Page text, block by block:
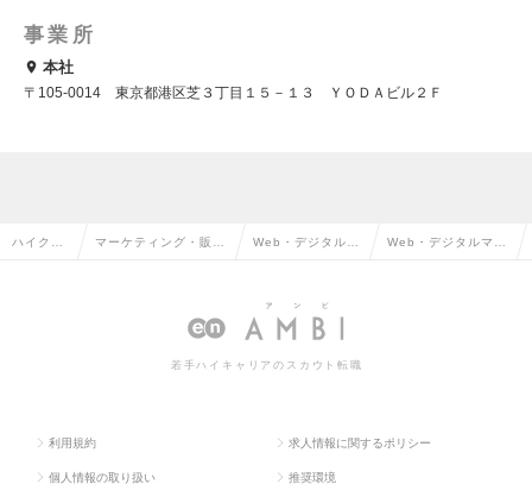
事業所
本社
〒105-0014 東京都港区芝３丁目１５－１３ ＹＯＤＡビル２Ｆ
ハイクラ マーケティング・販促 Web・デジタルマ
職
Web・デジタルマー
若手ハイキャリアのスカウト転職
利用規約 求人情報に関するポリシー
個人情報の取り扱い 推奨環境